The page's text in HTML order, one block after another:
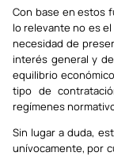
Con base en estos
lo relevante no es
necesidad de
interés general y
equilibrio
tipo de
regímenes
Sin lugar a duda,
unívocamente, por